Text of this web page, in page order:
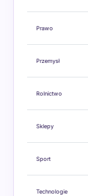
Prawo
Przemysł
Rolnictwo
Sklepy
Sport
Technologie